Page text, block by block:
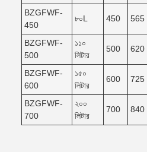
BZGFWF-
450
৮০L 450 565
BZGFWF-
500
১১০
লিটার
500 620
BZGFWF-
600
১৫০
লিটার
600 725
BZGFWF-
700
২০০
লিটার
700 840